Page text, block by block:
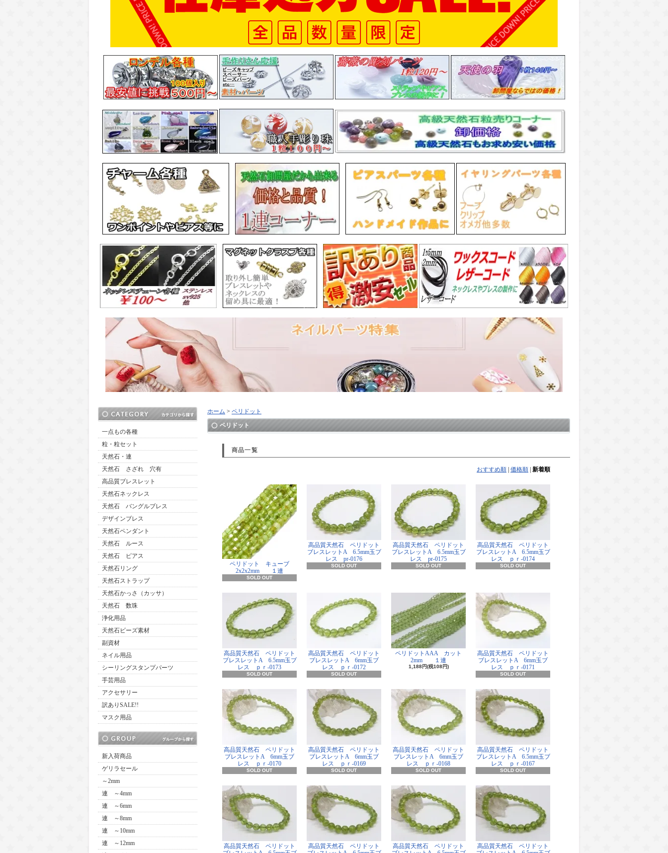
一点もの各種
粒・粒セット
天然石・連
天然石 さざれ 穴有
高品質ブレスレット
天然石ネックレス
天然石 バングルブレス
デザインブレス
天然石ペンダント
天然石 ルース
天然石 ピアス
天然石リング
天然石ストラップ
天然石かっさ（カッサ）
天然石 数珠
浄化用品
天然石ビーズ素材
副資材
ネイル用品
シーリングスタンプパーツ
手芸用品
アクセサリー
訳ありSALE!!
マスク用品
新入荷商品
ゲリラセール
～2mm
連 ～4mm
連 ～6mm
連 ～8mm
連 ～10mm
連 ～12mm
ホーム > ペリドット
ペリドット
商品一覧
おすすめ順 価格順 新着順
ペリドット キューブ
2x2x2mm １連
SOLD OUT
高品質天然石 ペリドット
ブレスレットA 6.5mm玉ブ
レス pr-0176
SOLD OUT
高品質天然石 ペリドット
ブレスレットA 6.5mm玉ブ
レス pr-0175
SOLD OUT
高品質天然石 ペリドット
ブレスレットA 6.5mm玉ブ
レス ｐｒ-0174
SOLD OUT
高品質天然石 ペリドット
ブレスレットA 6.5mm玉ブ
レス ｐｒ-0173
SOLD OUT
高品質天然石 ペリドット
ブレスレットA 6mm玉ブ
レス ｐｒ-0172
SOLD OUT
ペリドットAAA カット
2mm １連
1,188円(税108円)
高品質天然石 ペリドット
ブレスレットA 6mm玉ブ
レス ｐｒ-0171
SOLD OUT
高品質天然石 ペリドット
ブレスレットA 6mm玉ブ
レス ｐｒ-0170
SOLD OUT
高品質天然石 ペリドット
ブレスレットA 6mm玉ブ
レス ｐｒ-0169
SOLD OUT
高品質天然石 ペリドット
ブレスレットA 6mm玉ブ
レス ｐｒ-0168
SOLD OUT
高品質天然石 ペリドット
ブレスレットA 6.5mm玉ブ
レス ｐｒ-0167
SOLD OUT
高品質天然石 ペリドット
高品質天然石 ペリドット
高品質天然石 ペリドット
高品質天然石 ペリドット